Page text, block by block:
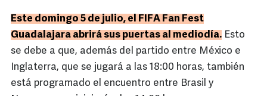
Este domingo 5 de julio, el FIFA Fan Fest
Guadalajara abrirá sus puertas al mediodía. Esto
se debe a que, además del partido entre México e
Inglaterra, que se jugará a las 18:00 horas, también
está programado el encuentro entre Brasil y